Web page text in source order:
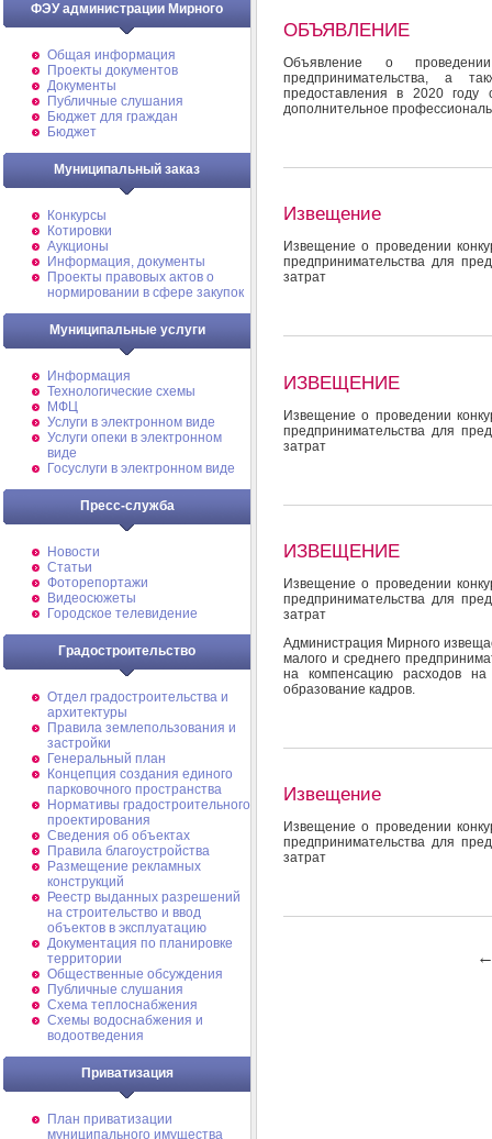
ФЭУ администрации Мирного
Общая информация
Проекты документов
Документы
Публичные слушания
Бюджет для граждан
Бюджет
Муниципальный заказ
Конкурсы
Котировки
Аукционы
Информация, документы
Проекты правовых актов о
нормировании в сфере закупок
Муниципальные услуги
Информация
Технологические схемы
МФЦ
Услуги в электронном виде
Услуги опеки в электронном
виде
Госуслуги в электронном виде
Пресс-служба
Новости
Статьи
Фоторепортажи
Видеосюжеты
Городское телевидение
Градостроительство
Отдел градостроительства и
архитектуры
Правила землепользования и
застройки
Генеральный план
Концепция создания единого
парковочного пространства
Нормативы градостроительного
проектирования
Сведения об объектах
Правила благоустройства
Размещение рекламных
конструкций
Реестр выданных разрешений
на строительство и ввод
объектов в эксплуатацию
Документация по планировке
территории
Общественные обсуждения
Публичные слушания
Схема теплоснабжения
Схемы водоснабжения и
водоотведения
Приватизация
План приватизации
муниципального имущества
ОБЪЯВЛЕНИЕ
Объявление о
предпринимательства, а
предоставления в 2020
дополнительное
Извещение
Извещение о проведении
предпринимательства для
затрат
ИЗВЕЩЕНИЕ
Извещение о проведении
предпринимательства для
затрат
ИЗВЕЩЕНИЕ
Извещение о проведении
предпринимательства для
затрат
Администрация Мирного
малого и среднего
на компенсацию расходов на
образование кадров.
Извещение
Извещение о проведении
предпринимательства для
затрат